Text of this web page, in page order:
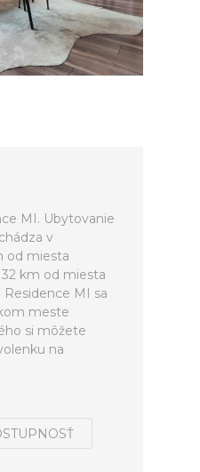
MI. Ubytovanie
v
od miesta
km od miesta
MI sa
meste
si môžete
na